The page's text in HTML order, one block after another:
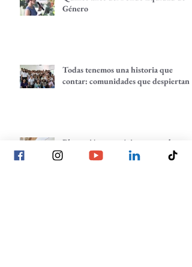
Género
Todas tenemos una historia que
contar: comunidades que despiertan
Planeación estratégica: trazando
nuestros próximos pasos